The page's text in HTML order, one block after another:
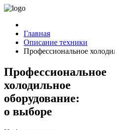
Главная
Описание техники
Профессиональное
Профессиональное
холодильное
оборудование:
о выборе